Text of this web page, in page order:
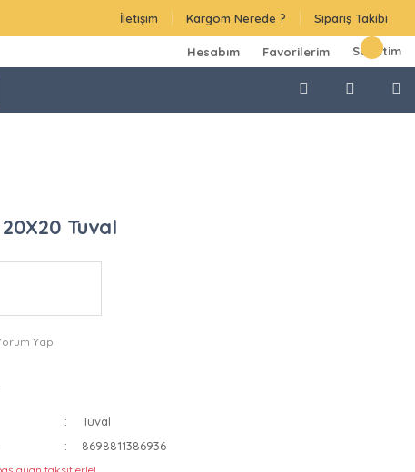
İletişim Kargom Nerede ? Sipariş Takibi
Hesabım Favorilerim Sepetim
Tuval
Yap
Tuval
8698811386936